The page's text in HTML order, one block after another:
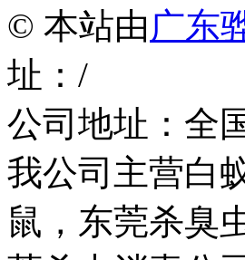
© 本站由 广东
址：/
公司地址：全
我公司主营白
鼠，东莞杀臭